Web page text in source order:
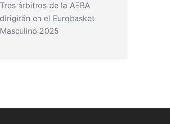
Tres árbitros de la AEBA
dirigirán en el Eurobasket
Masculino 2025